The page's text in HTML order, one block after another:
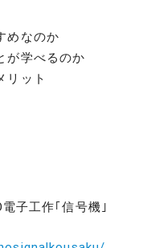
めなのか
が学べるのか
リット
子工作｢信号機｣